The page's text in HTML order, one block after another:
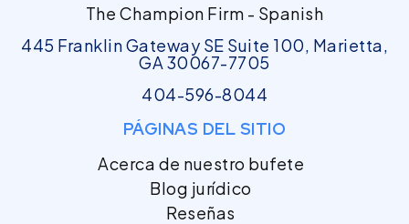
The Champion Firm - Spanish
445 Franklin Gateway SE Suite 100, Marietta,
GA 30067-7705
404-596-8044
PÁGINAS DEL SITIO
Acerca de nuestro bufete
Blog jurídico
Reseñas